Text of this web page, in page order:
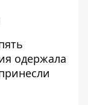
одержала